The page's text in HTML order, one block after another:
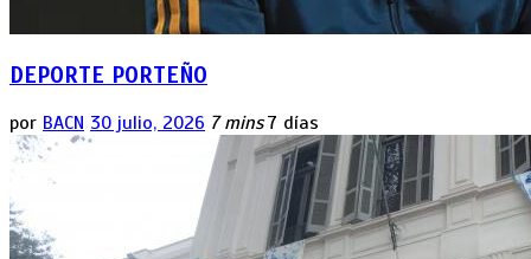
DEPORTE PORTEÑO
por BACN 30 julio, 2026 7 mins 7 días